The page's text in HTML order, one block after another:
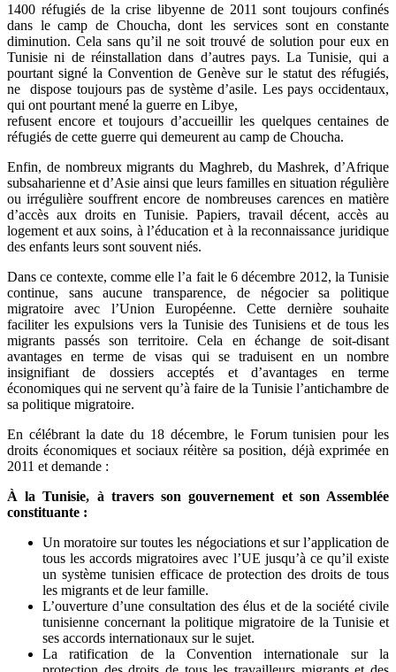
1400 réfugiés de la crise libyenne de 2011 sont toujours confinés
dans le camp de Choucha, dont les services sont en constante
diminution. Cela sans qu’il ne soit trouvé de solution pour eux en
Tunisie ni de réinstallation dans d’autres pays. La Tunisie, qui a
pourtant signé la Convention de Genève sur le statut des réfugiés,
ne dispose toujours pas de système d’asile. Les pays occidentaux,
qui ont pourtant mené la guerre en Libye,
refusent encore et toujours d’accueillir les quelques centaines de
réfugiés de cette guerre qui demeurent au camp de Choucha.
Enfin, de nombreux migrants du Maghreb, du Mashrek, d’Afrique
subsaharienne et d’Asie ainsi que leurs familles en situation régulière
ou irrégulière souffrent encore de nombreuses carences en matière
d’accès aux droits en Tunisie. Papiers, travail décent, accès au
logement et aux soins, à l’éducation et à la reconnaissance juridique
des enfants leurs sont souvent niés.
Dans ce contexte, comme elle l’a fait le 6 décembre 2012, la Tunisie
continue, sans aucune transparence, de négocier sa politique
migratoire avec l’Union Européenne. Cette dernière souhaite
faciliter les expulsions vers la Tunisie des Tunisiens et de tous les
migrants passés son territoire. Cela en échange de soit-disant
avantages en terme de visas qui se traduisent en un nombre
insignifiant de dossiers acceptés et d’avantages en terme
économiques qui ne servent qu’à faire de la Tunisie l’antichambre de
sa politique migratoire.
En célébrant la date du 18 décembre, le Forum tunisien pour les
droits économiques et sociaux réitère sa position, déjà exprimée en
2011 et demande :
À la Tunisie, à travers son gouvernement et son Assemblée
constituante :
Un moratoire sur toutes les négociations et sur l’application de
tous les accords migratoires avec l’UE jusqu’à ce qu’il existe
un système tunisien efficace de protection des droits de tous
les migrants et de leur famille.
L’ouverture d’une consultation des élus et de la société civile
tunisienne concernant la politique migratoire de la Tunisie et
ses accords internationaux sur le sujet.
La ratification de la Convention internationale sur la